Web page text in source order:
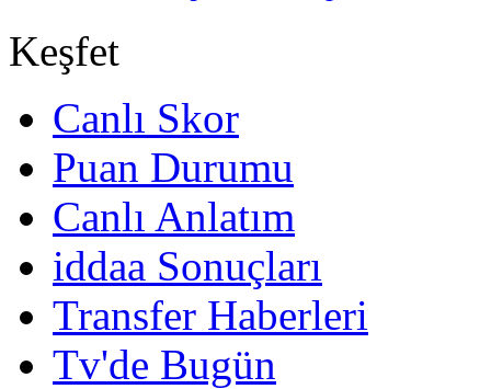
Keşfet
Canlı Skor
Puan Durumu
Canlı Anlatım
iddaa Sonuçları
Transfer Haberleri
Tv'de Bugün